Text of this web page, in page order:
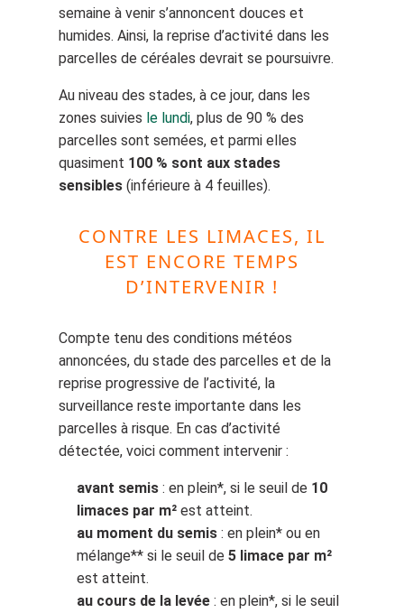
semaine à venir s’annoncent douces et
humides. Ainsi, la reprise d’activité dans les
parcelles de céréales devrait se poursuivre.
Au niveau des stades, à ce jour, dans les
zones suivies le lundi, plus de 90 % des
parcelles sont semées, et parmi elles
quasiment 100 % sont aux stades
sensibles(inférieure à 4 feuilles).
CONTRE LES LIMACES, IL
EST ENCORE TEMPS
D’INTERVENIR !
Compte tenu des conditions météos
annoncées, du stade des parcelles et de la
reprise progressive de l’activité, la
surveillance reste importante dans les
parcelles à risque. En cas d’activité
détectée, voici comment intervenir :
avant semis: en plein*, si le seuil de 10
limaces par m²est atteint.
au moment du semis: en plein* ou en
mélange** si le seuil de 5 limace par m²
est atteint.
au cours de la levée: en plein*, si le seuil